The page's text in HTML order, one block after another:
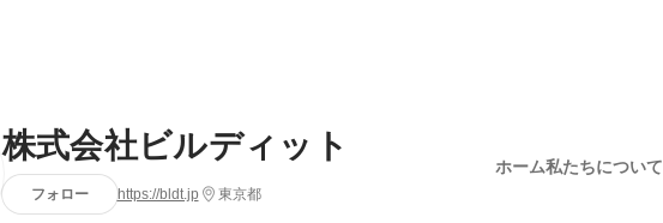
株式会社ビルディット
フォロー https://bldt.jp 東京都
ホーム私たちについて